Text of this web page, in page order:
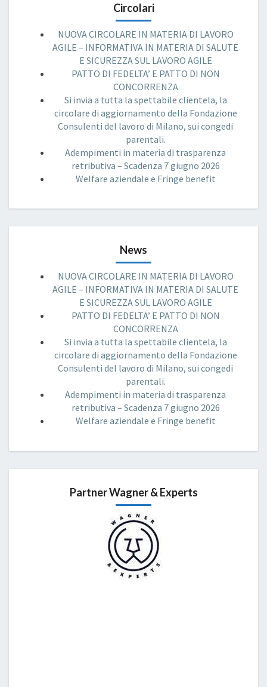
Circolari
NUOVA CIRCOLARE IN MATERIA DI LAVORO
AGILE – INFORMATIVA IN MATERIA DI SALUTE
E SICUREZZA SUL LAVORO AGILE
PATTO DI FEDELTA’ E PATTO DI NON
CONCORRENZA
Si invia a tutta la spettabile clientela, la
circolare di aggiornamento della Fondazione
Consulenti del lavoro di Milano, sui congedi
parentali.
Adempimenti in materia di trasparenza
retributiva – Scadenza 7 giugno 2026
Welfare aziendale e Fringe benefit
News
NUOVA CIRCOLARE IN MATERIA DI LAVORO
AGILE – INFORMATIVA IN MATERIA DI SALUTE
E SICUREZZA SUL LAVORO AGILE
PATTO DI FEDELTA’ E PATTO DI NON
CONCORRENZA
Si invia a tutta la spettabile clientela, la
circolare di aggiornamento della Fondazione
Consulenti del lavoro di Milano, sui congedi
parentali.
Adempimenti in materia di trasparenza
retributiva – Scadenza 7 giugno 2026
Welfare aziendale e Fringe benefit
Partner Wagner & Experts